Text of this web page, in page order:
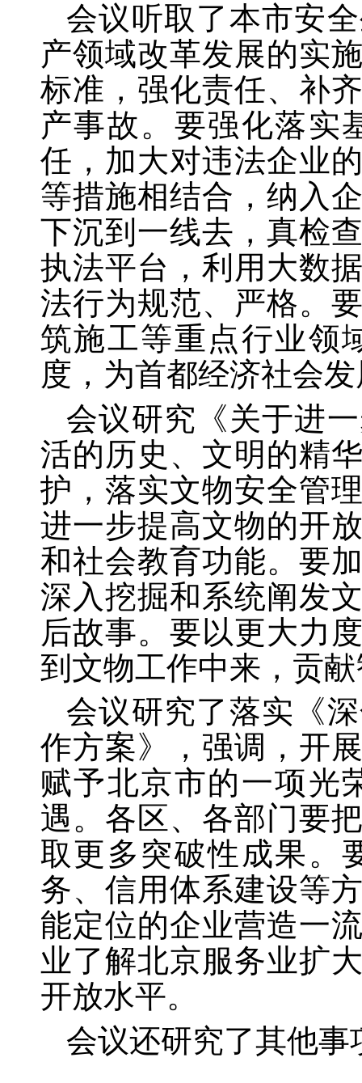
会议听取了本市安
产领域改革发展的实
标准，强化责任、补
产事故。要强化落实
任，加大对违法企业
等措施相结合，纳入
下沉到一线去，真检
执法平台，利用大数
法行为规范、严格。
筑施工等重点行业领
度，为首都经济社会
会议研究《关于进
活的历史、文明的精
护，落实文物安全管
进一步提高文物的开
和社会教育功能。要
深入挖掘和系统阐发
后故事。要以更大力
到文物工作中来，贡
会议研究了落实《
作方案》，强调，开
赋予北京市的一项光
遇。各区、各部门要
取更多突破性成果。
务、信用体系建设等
能定位的企业营造一
业了解北京服务业扩
开放水平。
会议还研究了其他事